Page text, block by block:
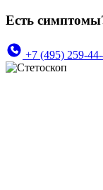
Есть
+7 (495) 259-